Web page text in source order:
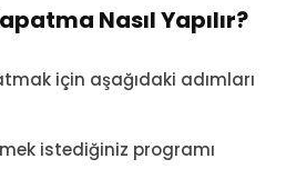
Nasıl Yapılır?
için aşağıdaki adımları
istediğiniz programı